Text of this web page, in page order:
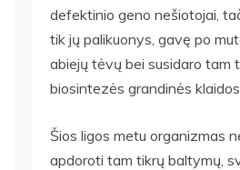
defektinio geno nešiotojai,
tik jų palikuonys, gavę po
abiejų tėvų bei susidaro tam
biosintezės grandinės klaidos.
Šios ligos metu organizmas
apdoroti tam tikrų baltymų,